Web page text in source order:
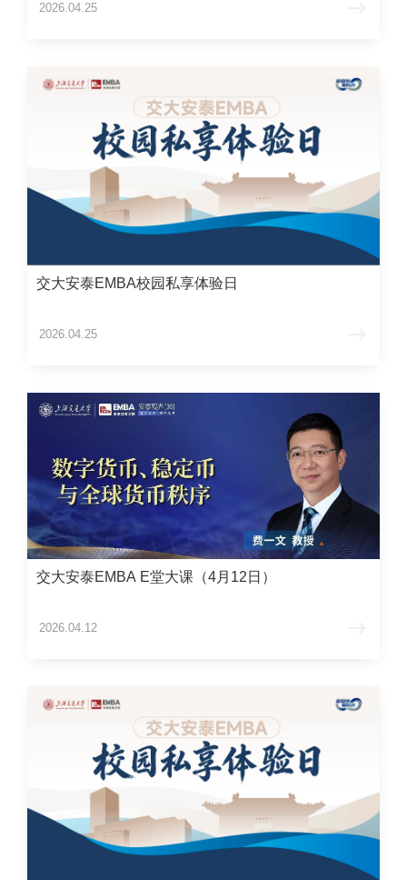
2026.04.25
交大安泰EMBA校园私享体验日
2026.04.25
交大安泰EMBA E堂大课（4月12日）
2026.04.12